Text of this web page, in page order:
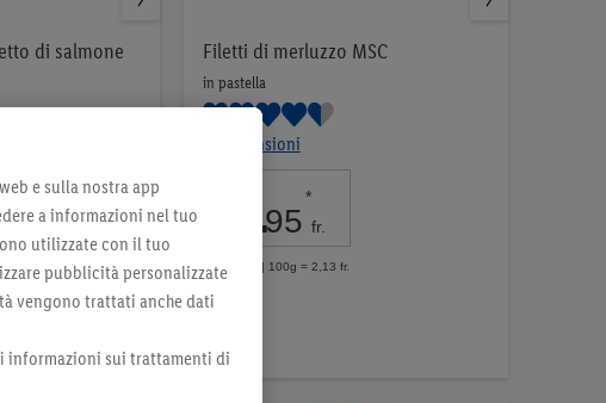
di salmone
fr.
Filetti di merluzzo MSC
in pastella
12 Recensioni
.
95
*
fr.
per 280g | 100g = 2,13 fr.
e sulla nostra app
a informazioni nel tuo
utilizzate con il tuo
pubblicità personalizzate
vengono trattati anche dati
informazioni sui trattamenti di